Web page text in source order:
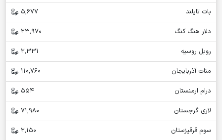
بات تایلند
5,677
دلار هنگ کنگ
23,970
روبل روسیه
2,331
منات آذربایجان
110,760
درام ارمنستان
554
لاری گرجستان
71,980
سوم قرقیزستان
2,150